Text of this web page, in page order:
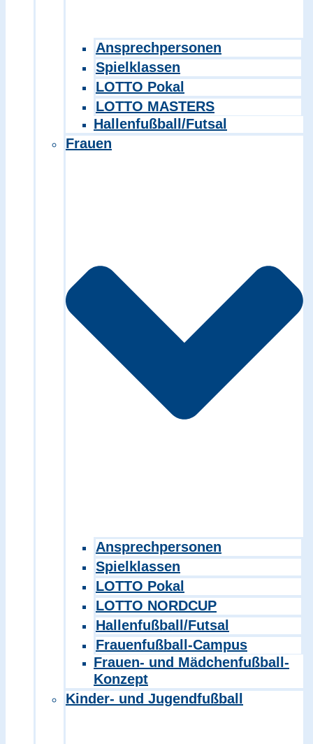
Ansprechpersonen
Spielklassen
LOTTO Pokal
LOTTO MASTERS
Hallenfußball/Futsal
Frauen
Ansprechpersonen
Spielklassen
LOTTO Pokal
LOTTO NORDCUP
Hallenfußball/Futsal
Frauenfußball-Campus
Frauen- und Mädchenfußball-
Konzept
Kinder- und Jugendfußball